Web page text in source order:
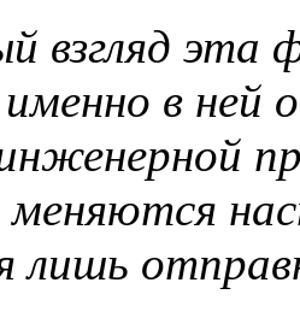
взгляд эта
в ней
меняются
лишь